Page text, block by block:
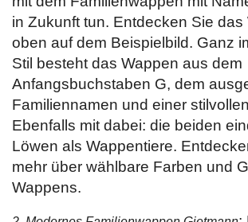
in Zukunft tun. Entdecken Sie das
oben auf dem Beispielbild. Ganz
Stil besteht das Wappen aus dem
Anfangsbuchstaben G, dem
Familiennamen und einer
Ebenfalls mit dabei: die beiden
Löwen als Wappentiere.
mehr über wählbare Farben und
Wappens.